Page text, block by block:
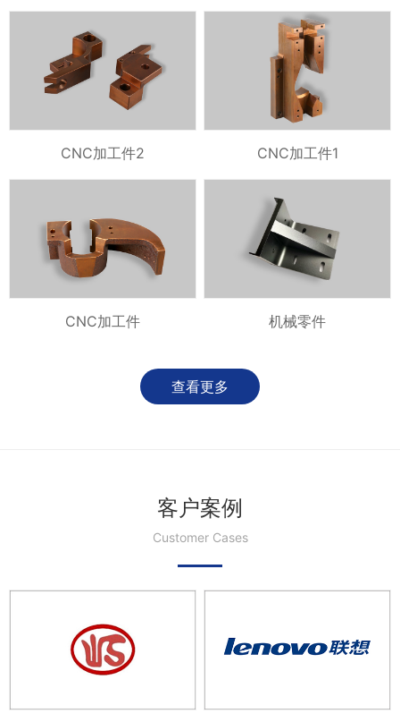
CNC加工件2 CNC加工件1
CNC加工件 机械零件
查看更多
客户案例
Customer Cases